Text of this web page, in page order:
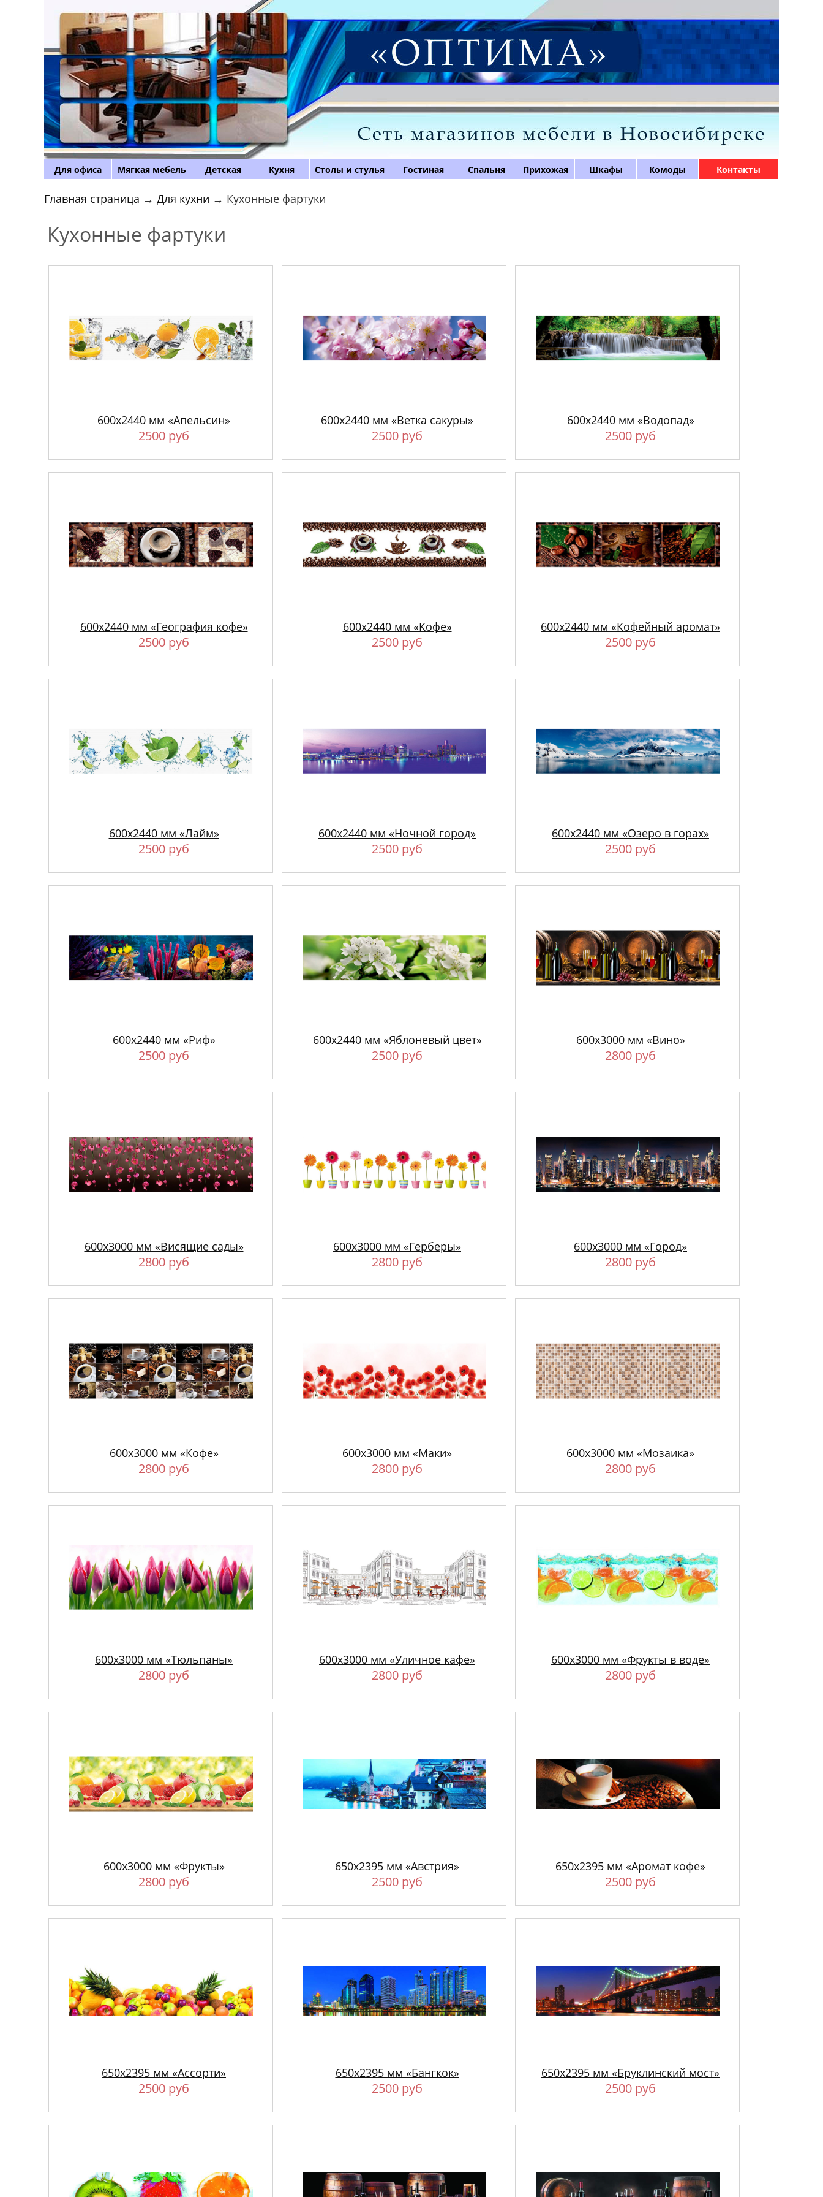
Для офиса Мягкая мебель Детская Кухня Столы и стулья Гостиная Спальня Прихожая Шкафы Комоды Контакты
Главная страница → Для кухни → Кухонные фартуки
Кухонные фартуки
600х2440 мм «Апельсин»
2500 руб
600х2440 мм «Ветка сакуры»
2500 руб
600х2440 мм «Водопад»
2500 руб
600х2440 мм «География кофе»
2500 руб
600х2440 мм «Кофе»
2500 руб
600х2440 мм «Кофейный аромат»
2500 руб
600х2440 мм «Лайм»
2500 руб
600х2440 мм «Ночной город»
2500 руб
600х2440 мм «Озеро в горах»
2500 руб
600х2440 мм «Риф»
2500 руб
600х2440 мм «Яблоневый цвет»
2500 руб
600х3000 мм «Вино»
2800 руб
600х3000 мм «Висящие сады»
2800 руб
600х3000 мм «Герберы»
2800 руб
600х3000 мм «Город»
2800 руб
600х3000 мм «Кофе»
2800 руб
600х3000 мм «Маки»
2800 руб
600х3000 мм «Мозаика»
2800 руб
600х3000 мм «Тюльпаны»
2800 руб
600х3000 мм «Уличное кафе»
2800 руб
600х3000 мм «Фрукты в воде»
2800 руб
600х3000 мм «Фрукты»
2800 руб
650х2395 мм «Австрия»
2500 руб
650х2395 мм «Аромат кофе»
2500 руб
650х2395 мм «Ассорти»
2500 руб
650х2395 мм «Бангкок»
2500 руб
650х2395 мм «Бруклинский мост»
2500 руб